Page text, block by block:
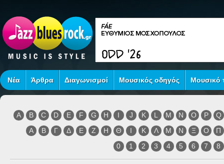
Νέα Άρθρα Διαγωνισμοί Μουσικός οδηγός Μουσικό
A B C D E F G H I J K L M N O P
Q
Α
Β Γ Δ Ε Ζ Η Θ Ι Κ Λ Μ Ν Ξ Ο
Π
0
1 2 3 4 5 6 7 8